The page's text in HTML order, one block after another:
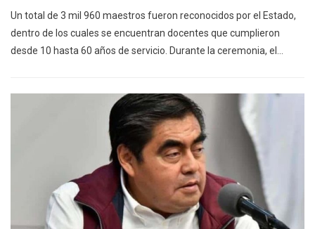
Un total de 3 mil 960 maestros fueron reconocidos por el Estado,
dentro de los cuales se encuentran docentes que cumplieron
desde 10 hasta 60 años de servicio. Durante la ceremonia, el …